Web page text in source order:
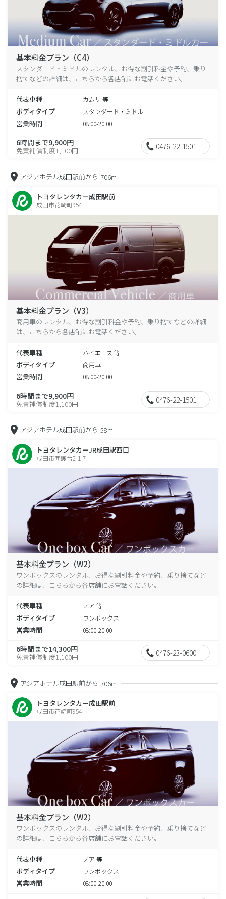
基本料金プラン（C4）
スタンダード・ミドルのレンタル、お得な割引料金や予約、乗り
捨てなどの詳細は、こちらから各店舗にお電話ください。
代表車種 カムリ 等
ボディタイプ スタンダード・ミドル
営業時間 08:00-20:00
6時間まで9,900円
免責補償制度1,100円 0476-22-1501
アジアホテル成田駅前から 706m
トヨタレンタカー成田駅前
成田市花崎町954
基本料金プラン（V3）
商用車のレンタル、お得な割引料金や予約、乗り捨てなどの詳細
は、こちらから各店舗にお電話ください。
代表車種 ハイエース 等
ボディタイプ 商用車
営業時間 08:00-20:00
6時間まで9,900円
免責補償制度1,100円 0476-22-1501
アジアホテル成田駅前から 58m
トヨタレンタカーJR成田駅西口
成田市囲護台2-1-7
基本料金プラン（W2）
ワンボックスのレンタル、お得な割引料金や予約、乗り捨てなど
の詳細は、こちらから各店舗にお電話ください。
代表車種 ノア 等
ボディタイプ ワンボックス
営業時間 08:00-20:00
6時間まで14,300円
免責補償制度1,100円 0476-23-0600
アジアホテル成田駅前から 706m
トヨタレンタカー成田駅前
成田市花崎町954
基本料金プラン（W2）
ワンボックスのレンタル、お得な割引料金や予約、乗り捨てなど
の詳細は、こちらから各店舗にお電話ください。
代表車種 ノア 等
ボディタイプ ワンボックス
営業時間 08:00-20:00